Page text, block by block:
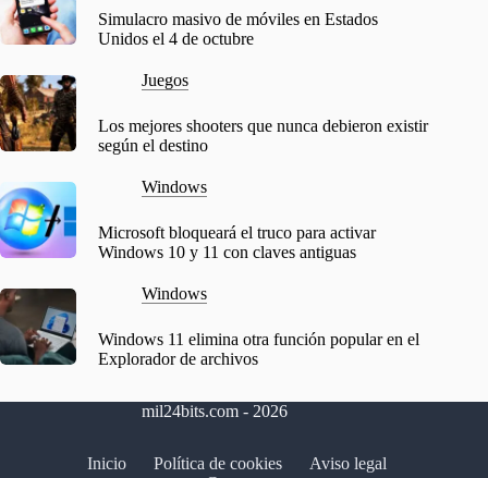
Simulacro masivo de móviles en Estados
Unidos el 4 de octubre
Juegos
Los mejores shooters que nunca debieron existir
según el destino
Windows
Microsoft bloqueará el truco para activar
Windows 10 y 11 con claves antiguas
Windows
Windows 11 elimina otra función popular en el
Explorador de archivos
mil24bits.com - 2026
Inicio Política de cookies
Aviso legal